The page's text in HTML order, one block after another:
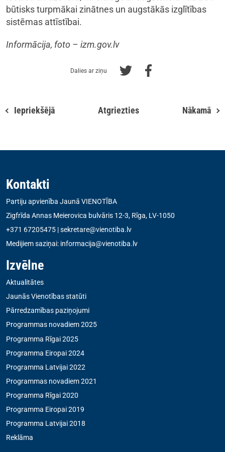
būtisks turpmākai zinātnes un augstākās izglītības
sistēmas attīstībai.
Informācija, foto – izm.gov.lv
Dalies ar ziņu
Iepriekšējā Atgriezties Nākamā
Kontakti
Partiju apvienība Jaunā VIENOTĪBA
Zigfrīda Annas Meierovica bulvāris 12-3, Rīga, LV-1050
+371 67205475 |sekretare@vienotiba.lv
Medijiem saziņai: informacija@vienotiba.lv
Izvēlne
Aktualitātes
Jaunās Vienotības statūti
Pārredzamības paziņojumi
Programmas novadiem 2025
Programma Rīgai 2025
Programma Eiropai 2024
Programma Latvijai 2022
Programmas novadiem 2021
Programma Rīgai 2020
Programma Eiropai 2019
Programma Latvijai 2018
Reklāma